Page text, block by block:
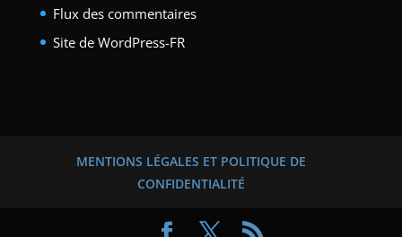
Flux des commentaires
Site de WordPress-FR
MENTIONS LÉGALES ET POLITIQUE DE
CONFIDENTIALITÉ